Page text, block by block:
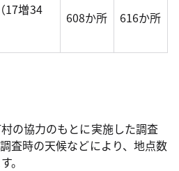
17増34
608か所 616か所
の協力のもとに実施した調査
査時の天候などにより、地点数
。